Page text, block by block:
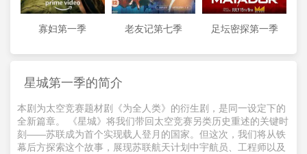
寡妇第一季 老友记第七季 足坛密探第一季
星城第一季的简介
本剧为太空竞赛题材剧《为全人类》的衍生剧，是同一设定下的
全新篇章。 《星城》将我们带回太空竞赛另类历史重述的关键时
刻——苏联成为首个实现载人登月的国家。但这次，我们将从铁
幕后方探索这个故事，展现苏联航天计划中宇航员、工程师以及